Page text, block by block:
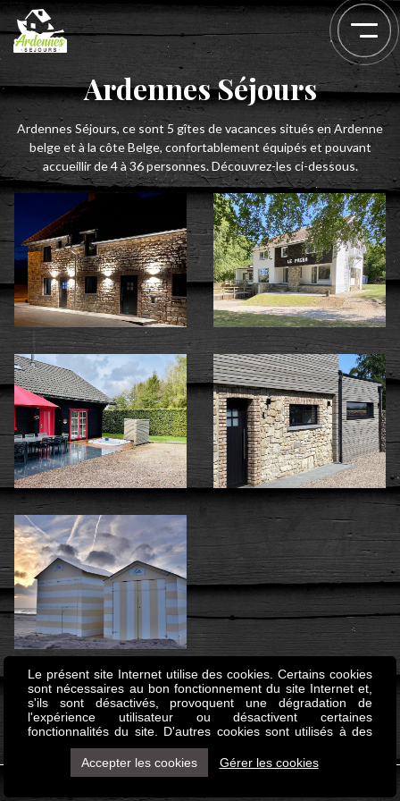
Ardennes Séjours
Ardennes Séjours, ce sont 5 gîtes de vacances situés en Ardenne
belge et à la côte Belge, confortablement équipés et pouvant
accueillir de 4 à 36 personnes. Découvrez-les ci-dessous.
Le présent site Internet utilise des cookies. Certains cookies
sont nécessaires au bon fonctionnement du site Internet et,
s'ils sont désactivés, provoquent une dégradation de
l'expérience utilisateur ou désactivent certaines
fonctionnalités du site. D'autres cookies sont utilisés à des
fins d'analyse ou de marketing. Les cookies nous permettent
de personnaliser le contenu et les annonces, d'offrir des
fonctionnalités relatives aux médias sociaux et d'analyser
Accepter les cookies Gérer les cookies